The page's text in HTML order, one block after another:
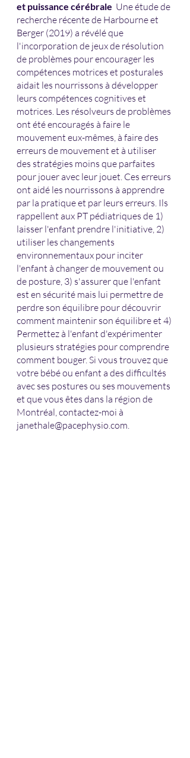
et puissance cérébrale Une étude de
recherche récente de Harbourne et
Berger (2019) a révélé que
l'incorporation de jeux de résolution
de problèmes pour encourager les
compétences motrices et posturales
aidait les nourrissons à développer
leurs compétences cognitives et
motrices. Les résolveurs de problèmes
ont été encouragés à faire le
mouvement eux-mêmes, à faire des
erreurs de mouvement et à utiliser
des stratégies moins que parfaites
pour jouer avec leur jouet. Ces erreurs
ont aidé les nourrissons à apprendre
par la pratique et par leurs erreurs. Ils
rappellent aux PT pédiatriques de 1)
laisser l'enfant prendre l'initiative, 2)
utiliser les changements
environnementaux pour inciter
l'enfant à changer de mouvement ou
de posture, 3) s'assurer que l'enfant
est en sécurité mais lui permettre de
perdre son équilibre pour découvrir
comment maintenir son équilibre et 4)
Permettez à l'enfant d'expérimenter
plusieurs stratégies pour comprendre
comment bouger. Si vous trouvez que
votre bébé ou enfant a des difficultés
avec ses postures ou ses mouvements
et que vous êtes dans la région de
Montréal, contactez-moi à
janethale@pacephysio.com.